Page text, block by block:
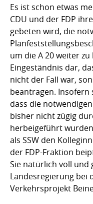
Es ist schon etwas
CDU und der FDP
gebeten wird, die
um die A 20 weiter
Eingeständnis dar,
nicht der Fall war,
beantragen. Insofern
dass die
bisher nicht zügig
herbeigeführt
als SSW den
der FDP-Fraktion
Sie natürlich voll und
Landesregierung bei
Verkehrsprojekt